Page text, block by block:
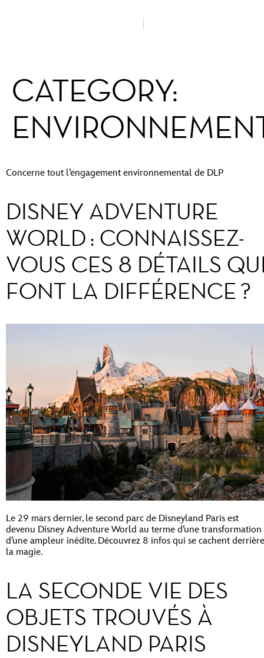
CATEGORY:
Concerne tout l’engagement environnemental de DLP
DISNEY ADVENTURE
WORLD : CONNAISSEZ-
VOUS CES 8 DÉTAILS
FONT LA DIFFÉRENCE ?
Le 29 mars dernier, le second parc de Disneyland Paris est
devenu Disney Adventure World au terme d’une transformation
d’une ampleur inédite. Découvrez 8 infos qui se cachent derrière
la magie.
LA SECONDE VIE DES
OBJETS TROUVÉS À
DISNEYLAND PARIS